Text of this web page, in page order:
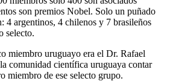
son premios Nobel. Solo un puñado
4 argentinos, 4 chilenos y 7 brasileños
selecto.
miembro uruguayo era el Dr. Rafael
comunidad científica uruguaya contar
miembro de ese selecto grupo.